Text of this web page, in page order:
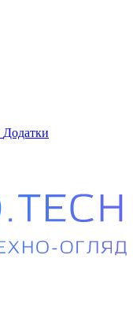
Додатки